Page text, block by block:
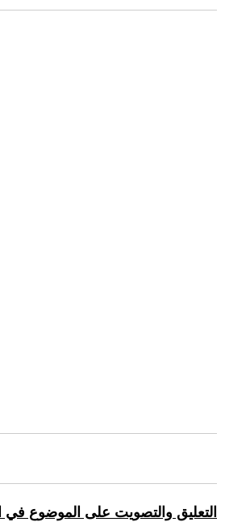
التعليق والتصويت على الموضوع في